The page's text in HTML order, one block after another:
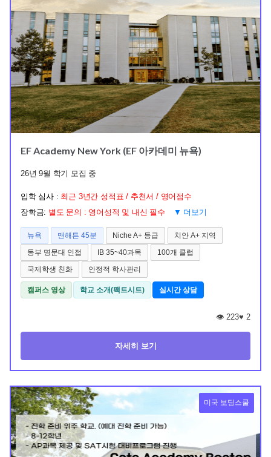
EF Academy New York (EF 아카데미 뉴욕)
26년 9월 학기 모집 중
입학 심사 : 최근 3년간 성적표 / 추천서 / 영어점수
장학금: 별도 문의 : 영어성적 및 내신 필수 ▼ 더보기
뉴욕 맨해튼 45분 Niche A+ 등급
치안 A+ 지역
동부 명문대 인접
IB 35~40과목
100개 클럽
국제학생 친화
안정적 학사관리
캠퍼스 영상 학교 소개(팩트시트) 실시간 상담
👁️ 223♥ 2
자세히 보기
미국 보딩스쿨